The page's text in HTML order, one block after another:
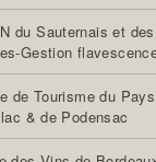
du Sauternais et des
Gestion
de Tourisme du
& de Podensac